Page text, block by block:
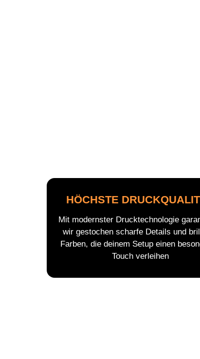
HÖCHSTE
Mit modernster Drucktechnologie
wir gestochen scharfe Details und
Farben, die deinem Setup einen
Touch verleihen